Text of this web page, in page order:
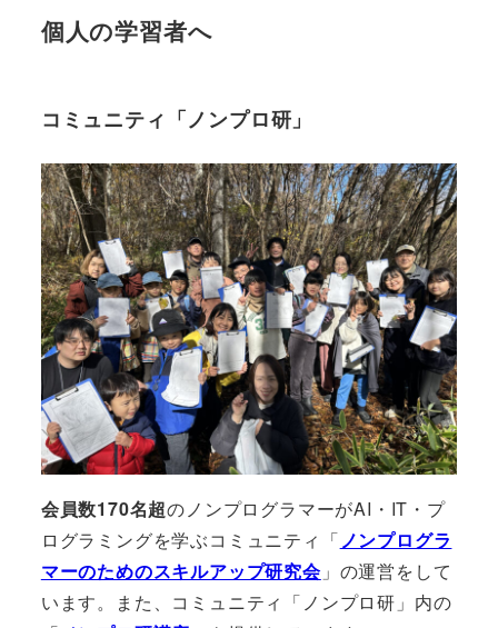
個人の学習者へ
コミュニティ「ノンプロ研」
会員数170名超のノンプログラマーがAI・IT・プ
ログラミングを学ぶコミュニティ「ノンプログラ
マーのためのスキルアップ研究会」の運営をして
います。また、コミュニティ「ノンプロ研」内の